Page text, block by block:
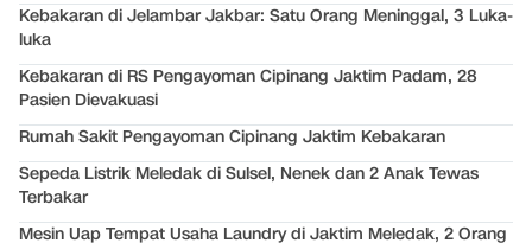
Kebakaran di Jelambar Jakbar: Satu Orang Meninggal, 3 Luka-
luka
Kebakaran di RS Pengayoman Cipinang Jaktim Padam, 28
Pasien Dievakuasi
Rumah Sakit Pengayoman Cipinang Jaktim Kebakaran
Sepeda Listrik Meledak di Sulsel, Nenek dan 2 Anak Tewas
Terbakar
Mesin Uap Tempat Usaha Laundry di Jaktim Meledak, 2 Orang